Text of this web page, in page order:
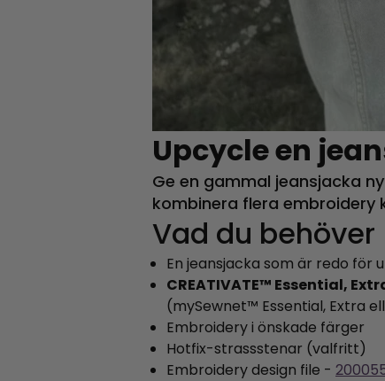
Upcycle en
Ge en gammal jeansjacka
kombinera flera embroidery
Vad du behöver
En jeansjacka som är redo för
CREATIVATE™ Essential,
(mySewnet™ Essential, Extra
Embroidery i önskade färger
Hotfix-strassstenar (valfritt)
Embroidery design file -